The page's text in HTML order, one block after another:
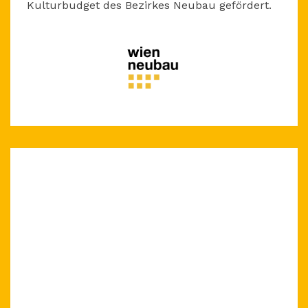
Kulturbudget des Bezirkes Neubau gefördert.